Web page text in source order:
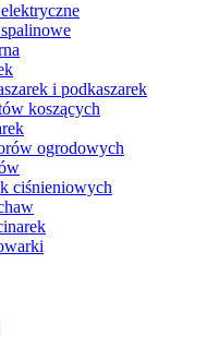
i podkaszarek
koszących
ogrodowych
ciśnieniowych